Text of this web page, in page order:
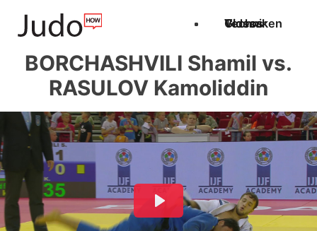
Techniken
Videos
Glossar
BORCHASHVILI Shamil vs.
RASULOV Kamoliddin